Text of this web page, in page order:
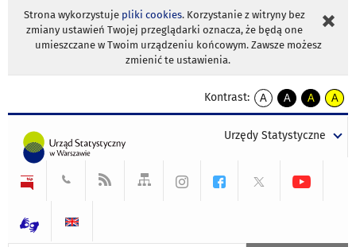
Strona wykorzystuje pliki cookies. Korzystanie z witryny bez
zmiany ustawień Twojej przeglądarki oznacza, że będą one
umieszczane w Twoim urządzeniu końcowym. Zawsze możesz
zmienić te ustawienia.
Kontrast:
A
kontrast
A
kontrast
tekst
czarnym
A
kontrast
tekst
czarnym
A
tekst
żółtym
Urzędy Statystyczne